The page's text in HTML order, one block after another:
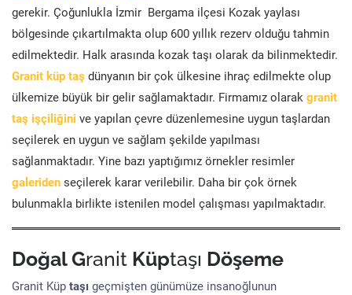
gerekir. Çoğunlukla İzmir Bergama ilçesi Kozak yaylası
bölgesinde çıkartılmakta olup 600 yıllık rezerv olduğu tahmin
edilmektedir. Halk arasında kozak taşı olarak da bilinmektedir.
Granit küp taş dünyanın bir çok ülkesine ihraç edilmekte olup
ülkemize büyük bir gelir sağlamaktadır. Firmamız olarak granit
taş işçiliğini ve yapılan çevre düzenlemesine uygun taşlardan
seçilerek en uygun ve sağlam şekilde yapılması
sağlanmaktadır. Yine bazı yaptığımız örnekler resimler
galeriden seçilerek karar verilebilir. Daha bir çok örnek
bulunmakla birlikte istenilen model çalışması yapılmaktadır.
Doğal Granit Küptaşı Döşeme
Granit Küp taşı geçmişten günümüze insanoğlunun